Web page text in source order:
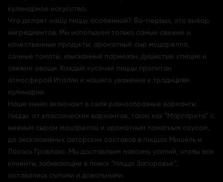
кулинарное искусство.
Что делает нашу пиццу особенной? Во-первых, это выбор
ингредиентов. Мы используем только самые свежие и
качественные продукты: ароматный сыр моцарелла,
сочные томаты, изысканный пармезан, душистые специи и
свежие овощи. Каждый кусочек пиццы пропитан
атмосферой Италии и нашего уважения к традициям
кулинарии.
Наше меню включает в себя разнообразные варианты
пиццы: от классических вариантов, таких как "Маргарита" с
нежным сыром моцарелла и ароматным томатным соусом,
до эксклюзивных авторских составов в пиццах Мишель и
Лосось Гравлакс. Мы доставляем максиму усилий, чтобы все
клиенты, забивающие в поиск "пицца Запорожье",
оставались сытыми и довольными.